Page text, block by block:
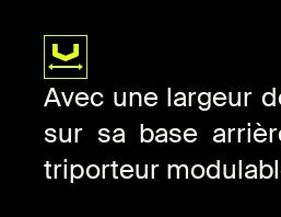
Avec une largeur
sur sa base
triporteur